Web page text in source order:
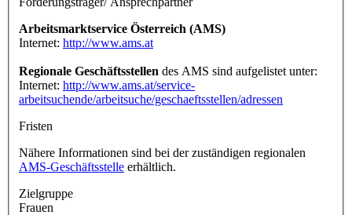
Arbeitsmarktservice Österreich (AMS)
Internet: http://www.ams.at
Regionale Geschäftsstellen des AMS sind aufgelistet unter:
Internet: http://www.ams.at/service-
arbeitsuchende/arbeitsuche/geschaeftsstellen/adressen
Fristen
Nähere Informationen sind bei der zuständigen regionalen
AMS-Geschäftsstelle erhältlich.
Zielgruppe
Frauen